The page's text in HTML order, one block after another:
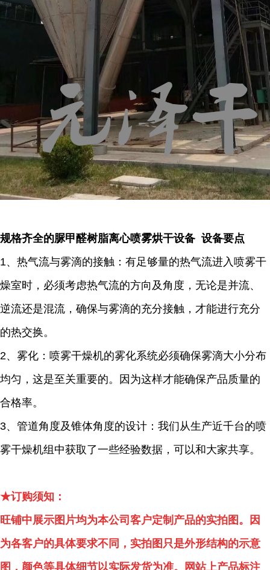
规格齐全的脲甲醛树脂离心喷雾烘干设备 设备要点
1、热气流与雾滴的接触：有足够量的热气流进入喷雾干
燥室时，必须考虑热气流的方向及角度，无论是并流、
逆流还是混流，确保与雾滴的充分接触，才能进行充分
的热交换。
2、雾化：喷雾干燥机的雾化系统必须确保雾滴大小分布
均匀，这是至关重要的。因为这样才能确保产品质量的
合格率。
3、管道角度及锥体角度的设计：我们从生产近千台的喷
雾干燥机组中获取了一些经验数据，可以和大家共享。
★订购须知：
旺铺中展示图片均为本公司客户定制产品的实拍图。因
为各客户的具体要求不同，实拍图只是外形结构的示意
图，颜色等具体细节以实际发货为准。网站上产品标注